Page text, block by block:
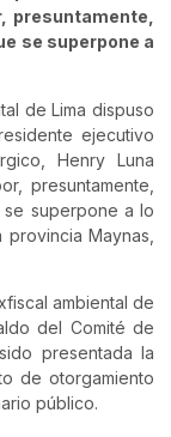
presuntamente,
se superpone a
de Lima dispuso
ejecutivo
Henry Luna
presuntamente,
superpone a lo
Maynas,
ambiental de
del Comité de
presentada la
de otorgamiento
público.